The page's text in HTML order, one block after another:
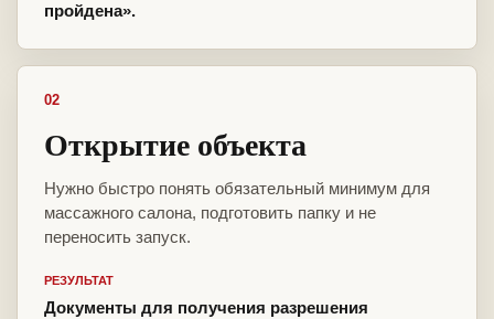
пройдена».
02
Открытие объекта
Нужно быстро понять обязательный минимум для
массажного салона, подготовить папку и не
переносить запуск.
РЕЗУЛЬТАТ
Документы для получения разрешения